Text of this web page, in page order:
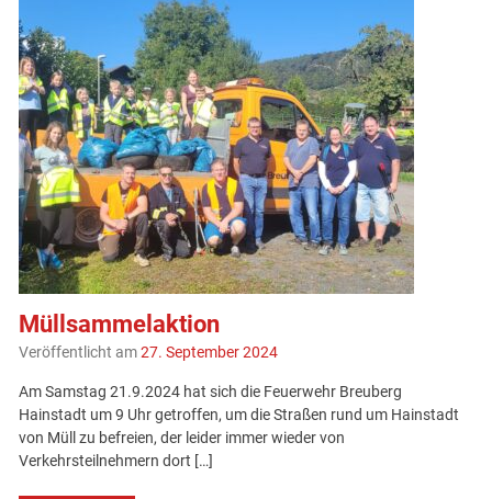
Müllsammelaktion
Veröffentlicht am27. September 2024
Am Samstag 21.9.2024 hat sich die Feuerwehr Breuberg
Hainstadt um 9 Uhr getroffen, um die Straßen rund um Hainstadt
von Müll zu befreien, der leider immer wieder von
Verkehrsteilnehmern dort […]